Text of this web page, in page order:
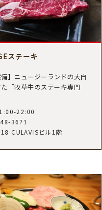
ステーキ
備】ニュージーランドの大自
「牧草牛のステーキ専門
22:00
3671
CULAVISビル1階